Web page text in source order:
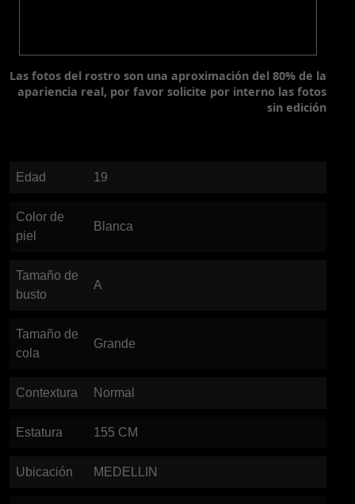
Las fotos del rostro son una aproximación del 80% de la
apariencia real, por favor solicite por interno las fotos
sin edición
Edad 19
Color de
piel
Blanca
Tamaño de
busto
A
Tamaño de
cola
Grande
Contextura Normal
Estatura 155 CM
Ubicación MEDELLIN